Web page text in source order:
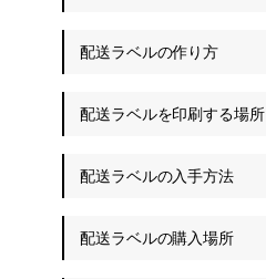
配送ラベルの作り方
配送ラベルを印刷する場所
配送ラベルの入手方法
配送ラベルの購入場所